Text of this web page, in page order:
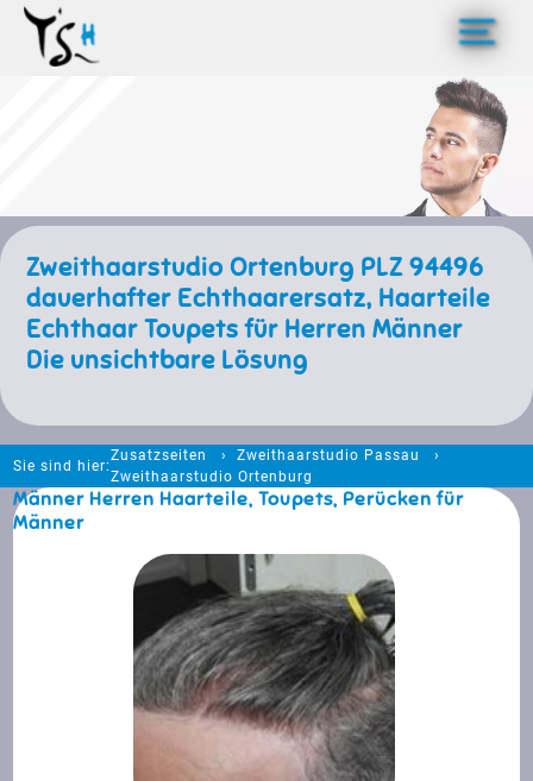
>
Zweithaarstudio Ortenburg PLZ 94496
dauerhafter Echthaarersatz, Haarteile
Echthaar Toupets für Herren Männer
Die unsichtbare Lösung
Sie sind hier:
Zusatzseiten
Zweithaarstudio Passau
Zweithaarstudio Ortenburg
Männer Herren Haarteile, Toupets, Perücken für
Männer